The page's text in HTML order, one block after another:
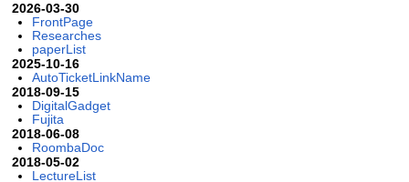
2026-03-30
FrontPage
Researches
paperList
2025-10-16
AutoTicketLinkName
2018-09-15
DigitalGadget
Fujita
2018-06-08
RoombaDoc
2018-05-02
LectureList